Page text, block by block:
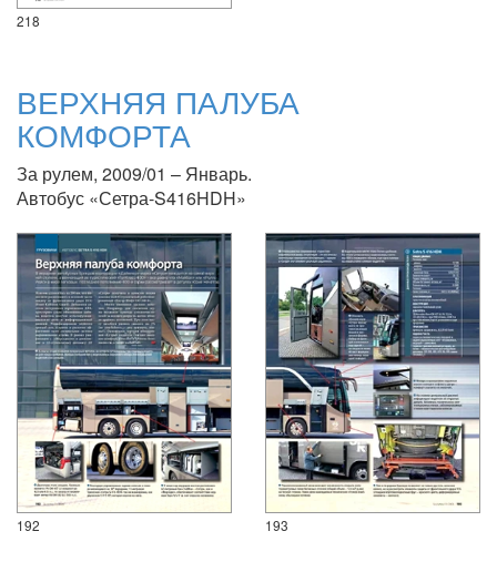
218
ВЕРХНЯЯ ПАЛУБА
КОМФОРТА
За рулем, 2009/01 – Январь.
Автобус «Сетра-S416HDH»
192 193